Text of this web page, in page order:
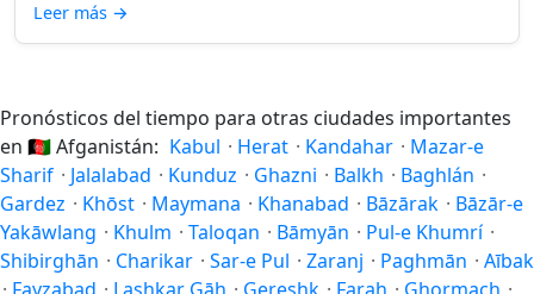
Leer más →
Pronósticos del tiempo para otras ciudades importantes
en 🇦🇫Afganistán: Kabul · Herat · Kandahar · Mazar-e
Sharif · Jalalabad · Kunduz · Ghazni · Balkh · Baghlán ·
Gardez · Khōst · Maymana · Khanabad · Bāzārak · Bāzār-e
Yakāwlang · Khulm · Taloqan · Bāmyān · Pul-e Khumrí ·
Shibirghān · Charikar · Sar-e Pul · Zaranj · Paghmān · Aībak